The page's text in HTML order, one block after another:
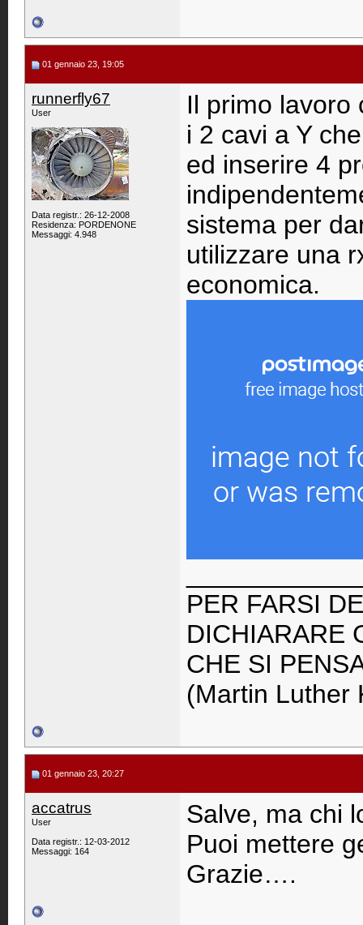
01 gennaio 23, 19:05
runnerfly67
User
Data registr.: 26-12-2008
Residenza: PORDENONE
Messaggi: 4.948
Il primo lavoro
i 2 cavi a Y
ed inserire 4
sistema per
utilizzare una
economica.
PER FARSI
DICHIARARE
CHE SI
(Martin Luther
01 gennaio 23, 20:27
accatrus
User
Data registr.: 12-03-2012
Messaggi: 164
Salve, ma chi
Puoi mettere
Grazie….